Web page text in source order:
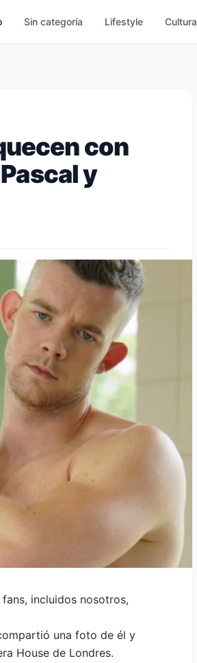
Sin categoría Lifestyle Cultura
con
y
incluidos nosotros,
una foto de él y
House de Londres.